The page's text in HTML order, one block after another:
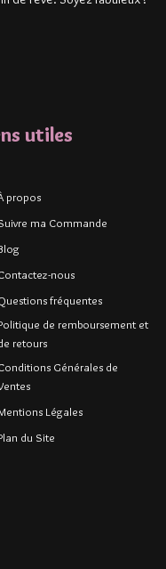
utiles
propos
ma Commande
nous
fréquentes
de remboursement et
retours
Générales de
Légales
du Site